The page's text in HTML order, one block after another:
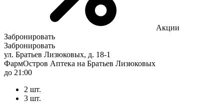
Акции
Забронировать
Забронировать
ул. Братьев Лизюковых, д. 18-1
ФармОстров Аптека на Братьев Лизюковых
до 21:00
2 шт.
3 шт.